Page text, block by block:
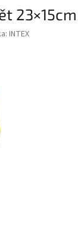
23×15cm
INTEX